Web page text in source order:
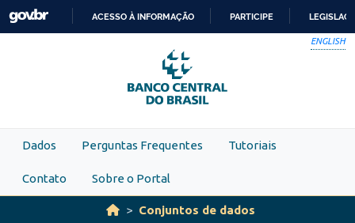
Skip to main content
PARA
O
CONTEÚDO
ACESSO À INFORMAÇÃO PARTICIPE
ENGLISH
Dados Perguntas Frequentes Tutoriais
Contato Sobre o Portal
Conjuntos de dados